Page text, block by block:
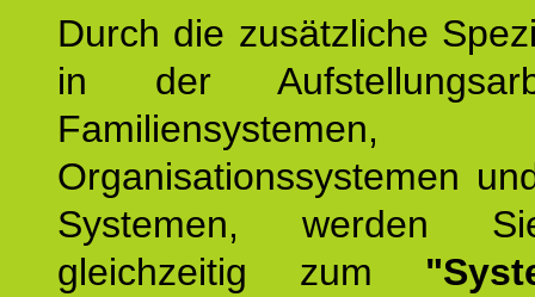
Durch die zusätzliche
in der
Familiensystemen,
Organisationssystemen
Systemen, werden
gleichzeitig zum